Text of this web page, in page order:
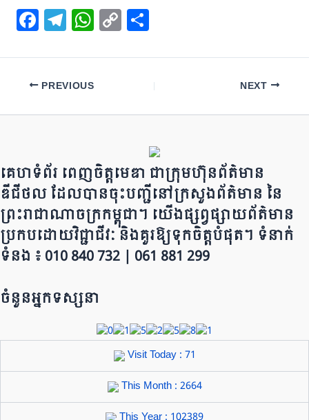
F
a
c
e
b
o
k
T
el
e
gr
a
W
h
at
A
C
o
p
Li
ar
e
PREVIOUS NEXT
គេហទំព័រ ពេញចិត្តមេឌា ជា​ក្រុ​​​​​ម​​​ហ៊ុន​ព័ត៌មាន​
ឌីជីថល ដែ​លបា​ន​​ចុះបញ្ជីនៅក្រសួងព័ត៌មាន នៃ​​​​
ព្រះរាជាណាចក្រ​ក​ម្ពុជា។ យើ​ង​​​​​ផ្សព្វផ្សាយព័​ត៌​មា​​​​ន
ប្រក​ប​ដោ​​​​​​យ​វិជ្ជាជីវៈ និ​ងគួរ​ឱ្យ​ទុកចិត្ត​បំ​ផុត។ ទំនាក់
ទំនង ៖ 010 840 732 | 0​​​​​61 881 299
ចំនួនអ្នកទស្សនា
Visit Today : 71
This Month : 2664